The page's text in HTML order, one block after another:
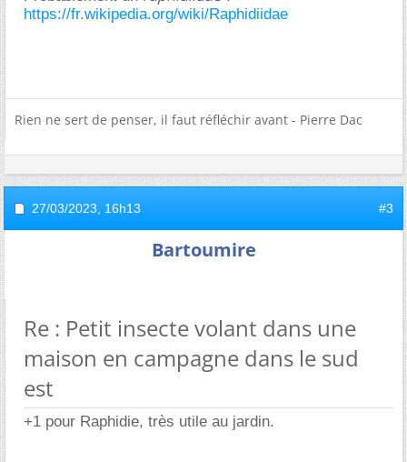
https://fr.wikipedia.org/wiki/Raphidiidae
Rien ne sert de penser, il faut réfléchir avant - Pierre Dac
27/03/2023, 16h13 #3
Bartoumire
Re : Petit insecte volant dans une
maison en campagne dans le sud
est
+1 pour Raphidie, très utile au jardin.